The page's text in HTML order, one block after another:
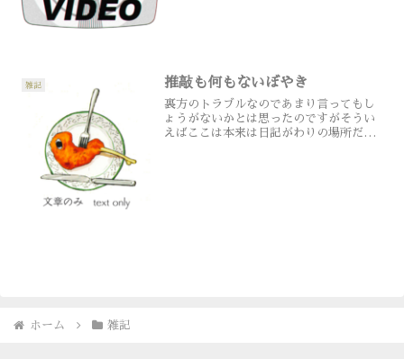
雑記 推敲も何もないぼやき
裏方のトラブルなのであまり言ってもし
ょうがないかとは思ったのですがそうい
えばここは本来は日記がわりの場所だっ
ホーム 雑記